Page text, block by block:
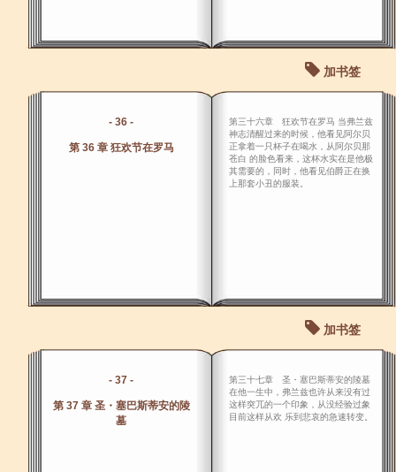
加书签
- 36 -
第 36 章 狂欢节在罗马
第三十六章 狂欢节在罗马 当弗兰兹
神志清醒过来的时候，他看见阿尔贝
正拿着一只杯子在喝水，从阿尔贝那
苍白 的脸色看来，这杯水实在是他极
其需要的，同时，他看见伯爵正在换
上那套小丑的服装。
加书签
- 37 -
第 37 章 圣・塞巴斯蒂安的陵
墓
第三十七章 圣・塞巴斯蒂安的陵墓
在他一生中，弗兰兹也许从来没有过
这样突兀的一个印象，从没经验过象
目前这样从欢 乐到悲哀的急速转变。